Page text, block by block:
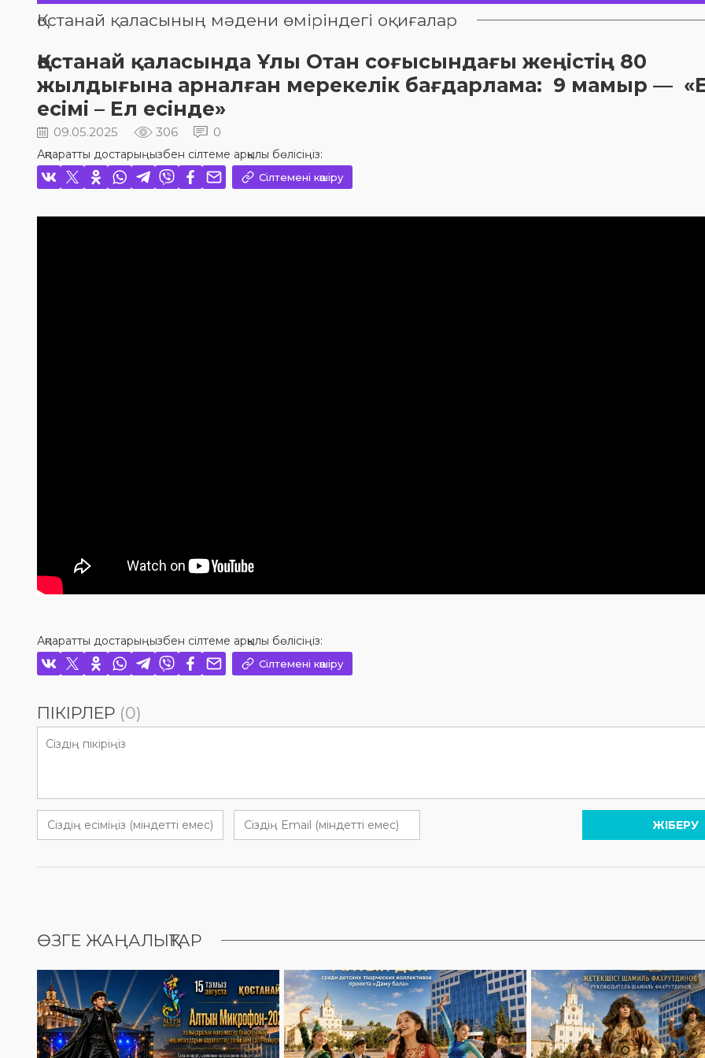
Қостанай қаласының мәдени өміріндегі оқиғалар
Қостанай қаласында Ұлы Отан соғысындағы жеңістің 80
жылдығына арналған мерекелік бағдарлама: 9 мамыр —
есімі – Ел есінде»
09.05.2025 306 0
Ақпаратты достарыңызбен сілтеме арқылы бөлісіңіз:
Сілтемені көшіру
Ақпаратты достарыңызбен сілтеме арқылы бөлісіңіз:
Сілтемені көшіру
ПІКІРЛЕР (0)
ЖІБЕРУ
ӨЗГЕ ЖАҢАЛЫҚТАР